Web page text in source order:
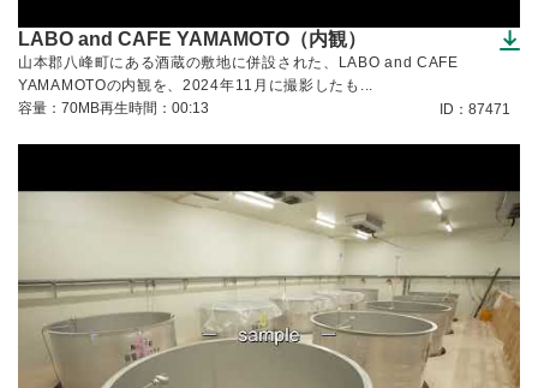
LABO and CAFE YAMAMOTO（内観）
（ダウンロードできます）
山本郡八峰町にある酒蔵の敷地に併設された、LABO and CAFE
YAMAMOTOの内観を、2024年11月に撮影したも...
容量：70MB再生時間：00:13 ID：87471